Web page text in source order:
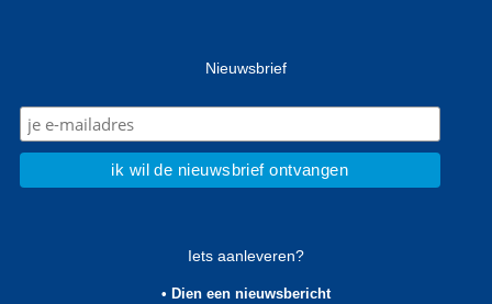
Nieuwsbrief
Iets aanleveren?
• Dien een nieuwsbericht